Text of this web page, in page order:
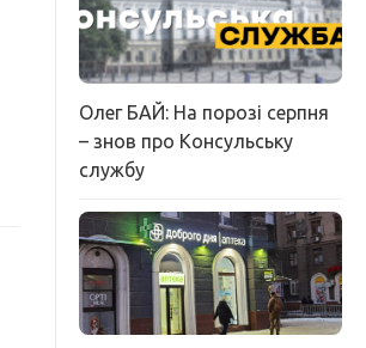
Олег БАЙ: На порозі серпня
– знов про Консульську
службу